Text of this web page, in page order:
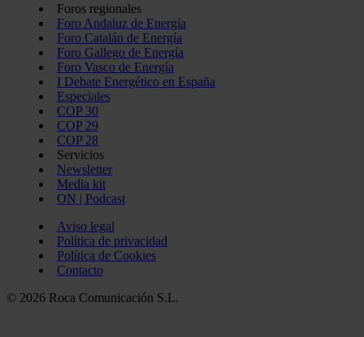
Foros regionales
Foro Andaluz de Energía
Foro Catalán de Energía
Foro Gallego de Energía
Foro Vasco de Energía
I Debate Energético en España
Especiales
COP 30
COP 29
COP 28
Servicios
Newsletter
Media kit
ON | Podcast
Aviso legal
Política de privacidad
Política de Cookies
Contacto
© 2026 Roca Comunicación S.L.